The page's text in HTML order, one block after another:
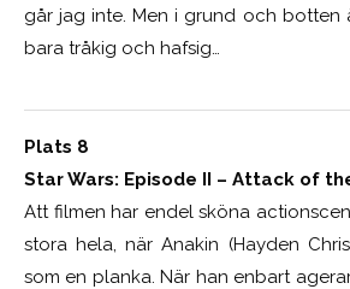
går jag inte. Men i grund och botten
bara tråkig och hafsig…
Plats 8
Star Wars: Episode II – Attack of
Att filmen har endel sköna
stora hela, när Anakin (Hayden
som en planka. När han enbart